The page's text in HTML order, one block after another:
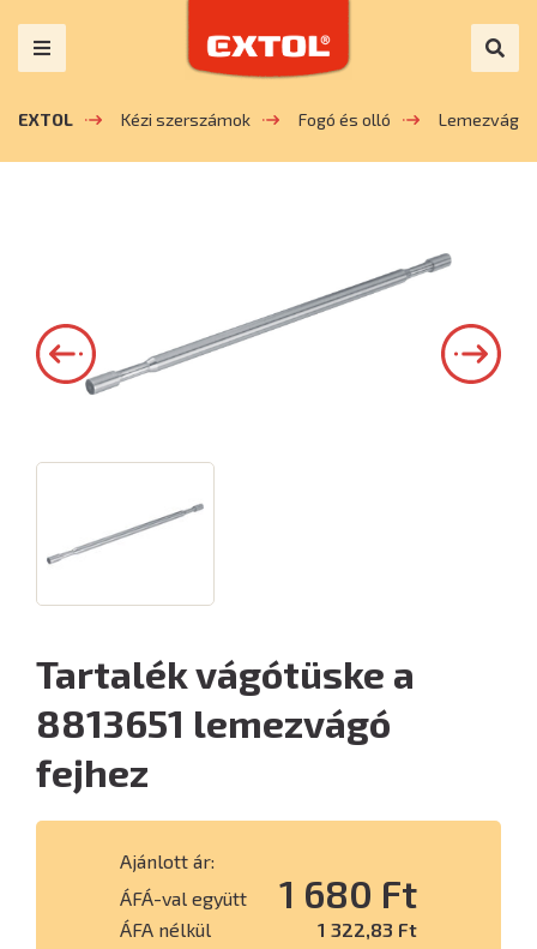
EXTOL Kézi szerszámok Fogó és olló Lemezvágó
Tartalék vágótüske a
8813651 lemezvágó
fejhez
Ajánlott ár:
ÁFÁ-val együtt
1 680 Ft
ÁFA nélkül 1 322,83 Ft